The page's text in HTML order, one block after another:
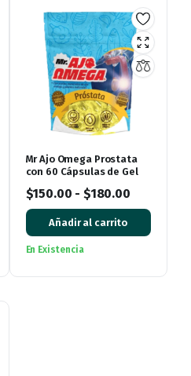
Mr Ajo Omega Prostata
con 60 Cápsulas de Gel
$150.00 - $180.00
Añadir al carrito
En Existencia